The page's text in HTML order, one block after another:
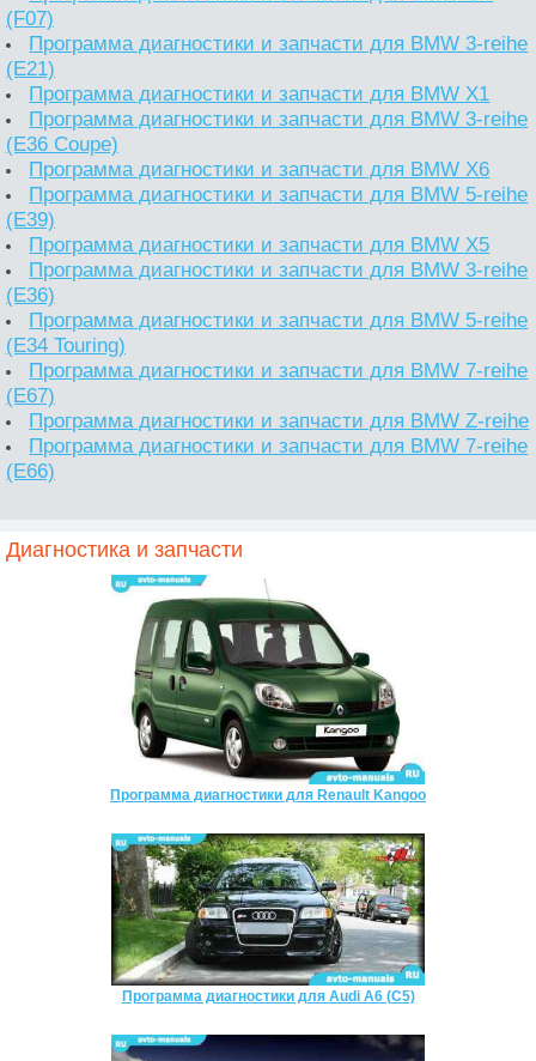
(F07)
Программа диагностики и запчасти для BMW 3-reihe
(E21)
Программа диагностики и запчасти для BMW X1
Программа диагностики и запчасти для BMW 3-reihe
(E36 Coupe)
Программа диагностики и запчасти для BMW X6
Программа диагностики и запчасти для BMW 5-reihe
(E39)
Программа диагностики и запчасти для BMW X5
Программа диагностики и запчасти для BMW 3-reihe
(E36)
Программа диагностики и запчасти для BMW 5-reihe
(E34 Touring)
Программа диагностики и запчасти для BMW 7-reihe
(E67)
Программа диагностики и запчасти для BMW Z-reihe
Программа диагностики и запчасти для BMW 7-reihe
(E66)
Диагностика и запчасти
Программа диагностики для Renault Kangoo
Программа диагностики для Audi A6 (C5)